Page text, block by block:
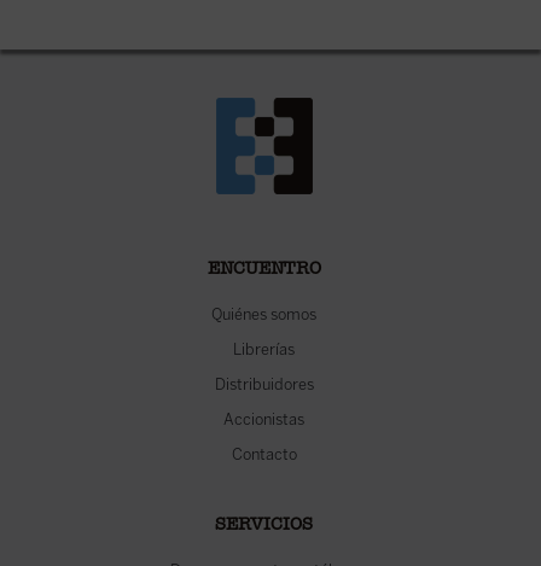
ENCUENTRO
Quiénes somos
Librerías
Distribuidores
Accionistas
Contacto
SERVICIOS